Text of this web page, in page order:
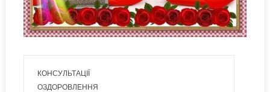
КОНСУЛЬТАЦІЇ
ОЗДОРОВЛЕННЯ